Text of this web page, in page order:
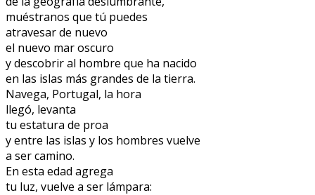
muéstranos que tú puedes
atravesar de nuevo
el nuevo mar oscuro
y descobrir al hombre que ha nacido
en las islas más grandes de la tierra.
Navega, Portugal, la hora
llegó, levanta
tu estatura de proa
y entre las islas y los hombres vuelve
a ser camino.
En esta edad agrega
tu luz, vuelve a ser lámpara: